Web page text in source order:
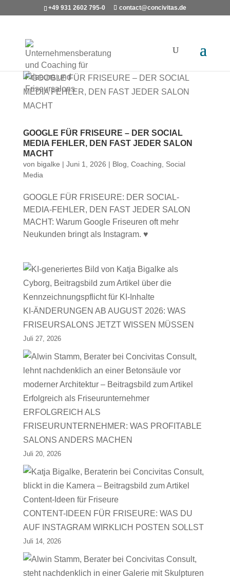
+49 931 2602 795-0 contact@concivitas.de
GOOGLE FÜR FRISEURE – DER SOCIAL
MEDIA FEHLER, DEN FAST JEDER SALON
MACHT
von bigalke | Juni 1, 2026 | Blog Coaching
Social
Media
GOOGLE FÜR FRISEURE: DER SOCIAL-
MEDIA-FEHLER, DEN FAST JEDER SALON
MACHT: Warum Google Friseuren oft mehr
Neukunden bringt als Instagram. ♥
KI-ÄNDERUNGEN AB AUGUST 2026: WAS
FRISEURSALONS JETZT WISSEN MÜSSEN
Juli 27, 2026
ERFOLGREICH ALS
FRISEURUNTERNEHMER: WAS PROFITABLE
SALONS ANDERS MACHEN
Juli 20, 2026
CONTENT-IDEEN FÜR FRISEURE: WAS DU
AUF INSTAGRAM WIRKLICH POSTEN SOLLST
Juli 14, 2026